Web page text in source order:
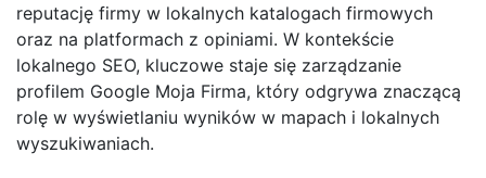
reputację firmy w lokalnych katalogach firmowych
oraz na platformach z opiniami. W kontekście
lokalnego SEO, kluczowe staje się zarządzanie
profilem Google Moja Firma, który odgrywa znaczącą
rolę w wyświetlaniu wyników w mapach i lokalnych
wyszukiwaniach.